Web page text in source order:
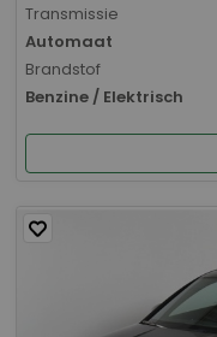
Transmissie
Automaat
Brandstof
Benzine / Elektrisch